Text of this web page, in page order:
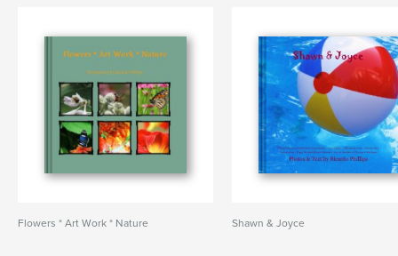
Flowers * Art Work * Nature Shawn & Joyce